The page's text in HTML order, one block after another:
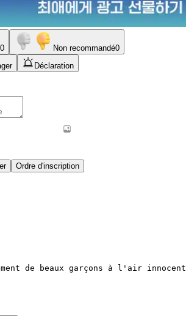
0 Non recommandé0
Déclaration
Ordre d'inscription
de beaux garçons à l'air innocent